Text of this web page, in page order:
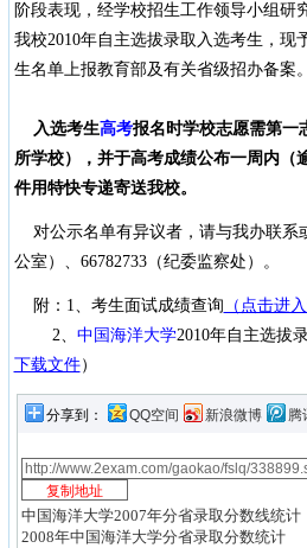
阶段表现，经学校招生工作领导小组研
我校2010年自主选拔录取入选考生，
生名单上报教育部及有关省级招办备案。
入选考生高考报名时学校志愿需第一
所学校），并于高考成绩公布一周内（
件用特快专递寄送我校。
对公示名单有异议者，请与我办联系
公室）、66782733（纪委监察处）。
附：1、考生面试成绩查询 （点击进
2、 中国海洋大学2010年自主选拔
下载文件）
分享到： QQ空间 新浪微博 腾
中国海洋大学2007年分省录取分数线统计
2008年中国海洋大学分省录取分数统计